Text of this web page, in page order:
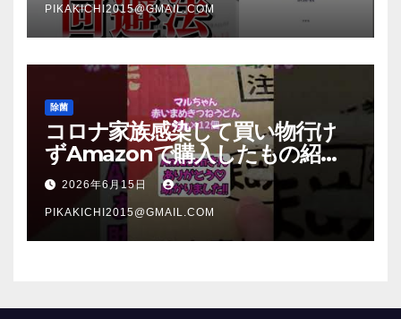
PIKAKICHI2015@GMAIL.COM
除菌
コロナ家族感染して買い物行け
ずAmazonで購入したもの紹
介 #Shorts
2026年6月15日
PIKAKICHI2015@GMAIL.COM